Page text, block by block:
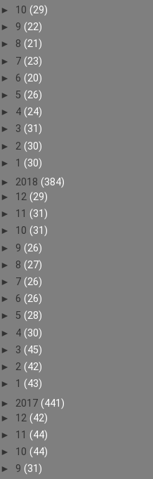
► 10 (29)
► 9 (22)
► 8 (21)
► 7 (23)
► 6 (20)
► 5 (26)
► 4 (24)
► 3 (31)
► 2 (30)
► 1 (30)
► 2018 (384)
► 12 (29)
► 11 (31)
► 10 (31)
► 9 (26)
► 8 (27)
► 7 (26)
► 6 (26)
► 5 (28)
► 4 (30)
► 3 (45)
► 2 (42)
► 1 (43)
► 2017 (441)
► 12 (42)
► 11 (44)
► 10 (44)
► 9 (31)